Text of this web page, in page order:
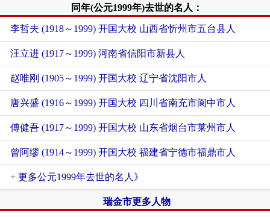
同年(公元1999年)去世的名人：
李哲夫 (1918～1999) 开国大校 山西省忻州市五台县人
汪立进 (1917～1999) 河南省信阳市新县人
赵唯刚 (1905～1999) 开国大校 辽宁省沈阳市人
唐兴盛 (1916～1999) 开国大校 四川省南充市阆中市人
傅健吾 (1917～1999) 开国大校 山东省烟台市莱州市人
曾阿缪 (1914～1999) 开国大校 福建省宁德市福鼎市人
+ 更多公元1999年去世的名人》
瑞金市更多人物